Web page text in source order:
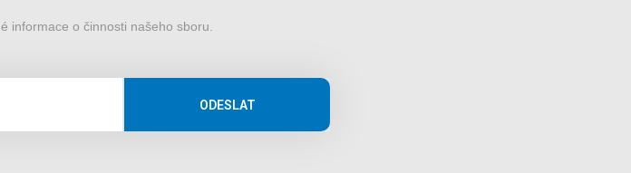
informace o činnosti našeho sboru.
ODESLAT